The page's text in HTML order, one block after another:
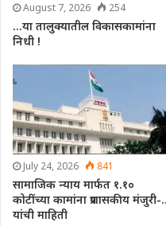
August 7, 2026 254
…या तालुक्यातील विकासकामांना
निधी !
July 24, 2026 841
सामाजिक न्याय मार्फत १.१०
कोटींच्या कामांना प्रशासकीय
यांची माहिती